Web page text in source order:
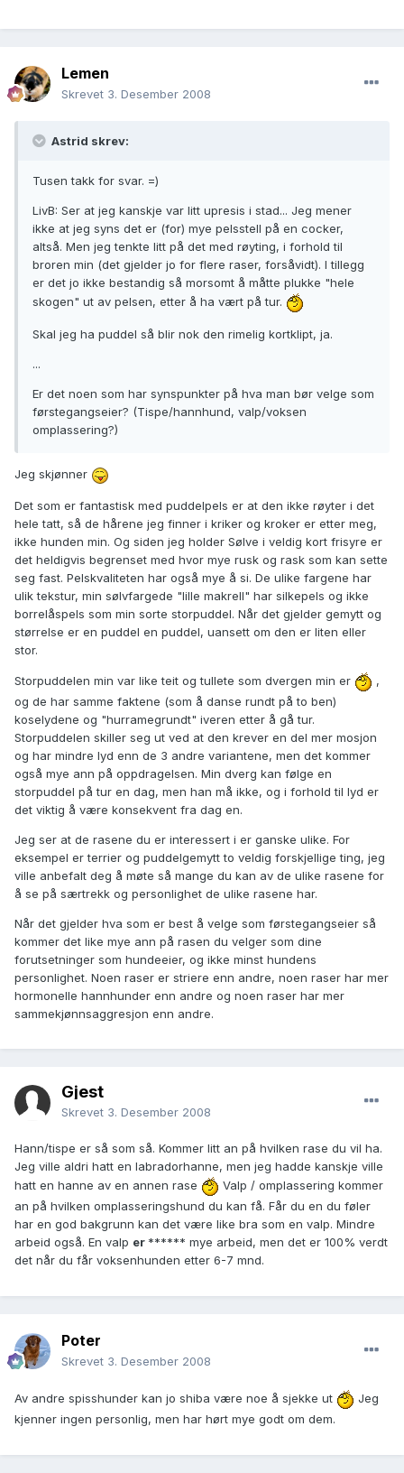
Lemen
Skrevet 3. Desember 2008
Astrid skrev:
Tusen takk for svar. =)
LivB: Ser at jeg kanskje var litt upresis i stad... Jeg mener
ikke at jeg syns det er (for) mye pelsstell på en cocker,
altså. Men jeg tenkte litt på det med røyting, i forhold til
broren min (det gjelder jo for flere raser, forsåvidt). I tillegg
er det jo ikke bestandig så morsomt å måtte plukke "hele
skogen" ut av pelsen, etter å ha vært på tur.
Skal jeg ha puddel så blir nok den rimelig kortklipt, ja.
...
Er det noen som har synspunkter på hva man bør velge som
førstegangseier? (Tispe/hannhund, valp/voksen
omplassering?)
Jeg skjønner
Det som er fantastisk med puddelpels er at den ikke røyter i det
hele tatt, så de hårene jeg finner i kriker og kroker er etter meg,
ikke hunden min. Og siden jeg holder Sølve i veldig kort frisyre er
det heldigvis begrenset med hvor mye rusk og rask som kan sette
seg fast. Pelskvaliteten har også mye å si. De ulike fargene har
ulik tekstur, min sølvfargede "lille makrell" har silkepels og ikke
borrelåspels som min sorte storpuddel. Når det gjelder gemytt og
størrelse er en puddel en puddel, uansett om den er liten eller
stor.
Storpuddelen min var like teit og tullete som dvergen min er
,
og de har samme faktene (som å danse rundt på to ben)
koselydene og "hurramegrundt" iveren etter å gå tur.
Storpuddelen skiller seg ut ved at den krever en del mer mosjon
og har mindre lyd enn de 3 andre variantene, men det kommer
også mye ann på oppdragelsen. Min dverg kan følge en
storpuddel på tur en dag, men han må ikke, og i forhold til lyd er
det viktig å være konsekvent fra dag en.
Jeg ser at de rasene du er interessert i er ganske ulike. For
eksempel er terrier og puddelgemytt to veldig forskjellige ting, jeg
ville anbefalt deg å møte så mange du kan av de ulike rasene for
å se på særtrekk og personlighet de ulike rasene har.
Når det gjelder hva som er best å velge som førstegangseier så
kommer det like mye ann på rasen du velger som dine
forutsetninger som hundeeier, og ikke minst hundens
personlighet. Noen raser er striere enn andre, noen raser har mer
hormonelle hannhunder enn andre og noen raser har mer
sammekjønnsaggresjon enn andre.
Gjest
Skrevet 3. Desember 2008
Hann/tispe er så som så. Kommer litt an på hvilken rase du vil ha.
Jeg ville aldri hatt en labradorhanne, men jeg hadde kanskje ville
hatt en hanne av en annen rase
Valp / omplassering kommer
an på hvilken omplasseringshund du kan få. Får du en du føler
har en god bakgrunn kan det være like bra som en valp. Mindre
arbeid også. En valp er ****** mye arbeid, men det er 100% verdt
det når du får voksenhunden etter 6-7 mnd.
Poter
Skrevet 3. Desember 2008
Av andre spisshunder kan jo shiba være noe å sjekke ut
Jeg
kjenner ingen personlig, men har hørt mye godt om dem.